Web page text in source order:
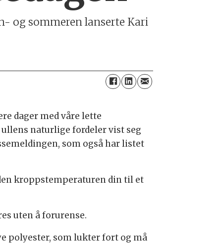
og sommeren lanserte Kari
dager med våre lette
naturlige fordeler vist seg
som også har listet
kroppstemperaturen din til et
uten å forurense.
polyester, som lukter fort og må